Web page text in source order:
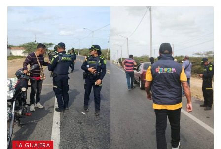
LA GUAJIRA